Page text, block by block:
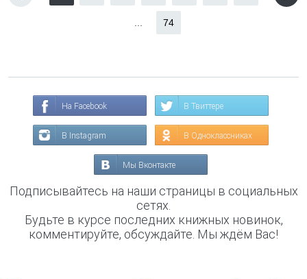
74
На Facebook В Твиттере
В Instagram В Одноклассниках
Мы Вконтакте
Подписывайтесь на наши страницы в социальных
сетях.
Будьте в курсе последних книжных новинок,
комментируйте, обсуждайте. Мы ждём Вас!